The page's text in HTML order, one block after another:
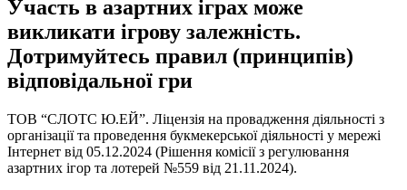
Участь в азартних іграх може
викликати ігрову залежність.
Дотримуйтесь правил (принципів)
відповідальної гри
ТОВ “СЛОТС Ю.ЕЙ”. Ліцензія на провадження діяльності з
організації та проведення букмекерської діяльності у мережі
Інтернет від 05.12.2024 (Рішення комісії з регулювання
азартних ігор та лотерей №559 від 21.11.2024).